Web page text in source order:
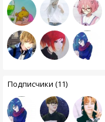
Подписчики (11)